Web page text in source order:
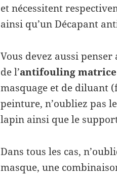
et nécessitent
ainsi qu’un Décapant
Vous devez aussi
de l’antifouling
masquage et de diluant
peinture, n’oubliez pas
lapin ainsi que le
Dans tous les cas,
masque, une